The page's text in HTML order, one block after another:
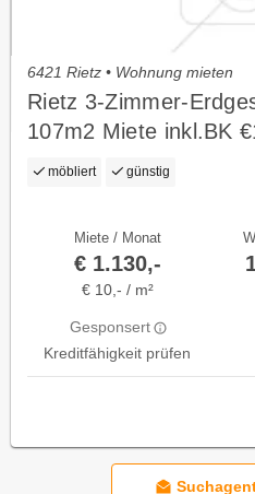
6421 Rietz • Wohnung mieten
Rietz 3-Zimmer-
107m2 Miete inkl.BK
möbliert günstig
Miete / Monat
€ 1.130,-
€ 10,- / m²
Gesponsert
Kreditfähigkeit prüfen